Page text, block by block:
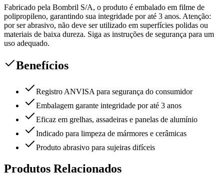
Fabricado pela Bombril S/A, o produto é embalado em filme de
polipropileno, garantindo sua integridade por até 3 anos. Atenção:
por ser abrasivo, não deve ser utilizado em superfícies polidas ou
materiais de baixa dureza. Siga as instruções de segurança para um
uso adequado.
Benefícios
Registro ANVISA para segurança do consumidor
Embalagem garante integridade por até 3 anos
Eficaz em grelhas, assadeiras e panelas de alumínio
Indicado para limpeza de mármores e cerâmicas
Produto abrasivo para sujeiras difíceis
Produtos Relacionados